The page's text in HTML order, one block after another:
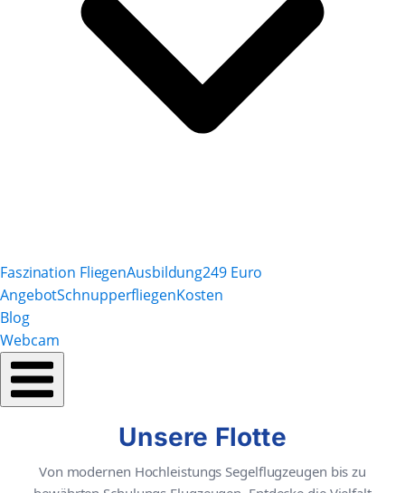
Faszination FliegenAusbildung249 Euro
AngebotSchnupperfliegenKosten
Blog
Webcam
Unsere Flotte
Von modernen Hochleistungs Segelflugzeugen bis zu